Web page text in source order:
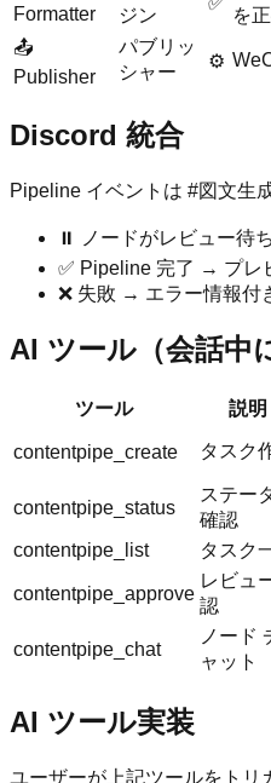
Formatter
ジン
を
📤
Publisher
パブリッ
シャー
⚙️
Discord 統合
Pipeline イベントは #図文生
⏸️ ノードがレビュー待
✅ Pipeline 完了 → プレ
❌ 失敗 → エラー情報付
AI ツール（会話中
ツール 説明
contentpipe_create タスク
contentpipe_status
ステー
確認
contentpipe_list
タスク
contentpipe_approve
レビュ
認
contentpipe_chat
ノード
ャット
AI ツール実装
ユーザーが上記ツールをトリ